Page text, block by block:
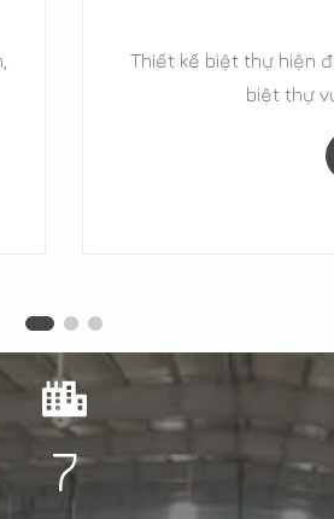
29+ Mẫu thiết kế nội
7